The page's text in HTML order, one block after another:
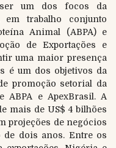
ser um dos focos da
trabalho conjunto
Animal (ABPA) e
de Exportações e
uma maior presença
é um dos objetivos da
promoção setorial da
ABPA e ApexBrasil. A
mais de US$ 4 bilhões
projeções de negócios
de dois anos. Entre os